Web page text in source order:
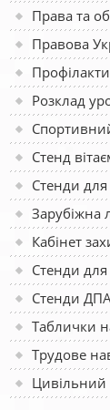
Права та
Правова
Розклад
Стенд
Стенди для
Зарубіжна
Кабінет
Стенди
Стенди
Таблички
Трудове
Цивільний